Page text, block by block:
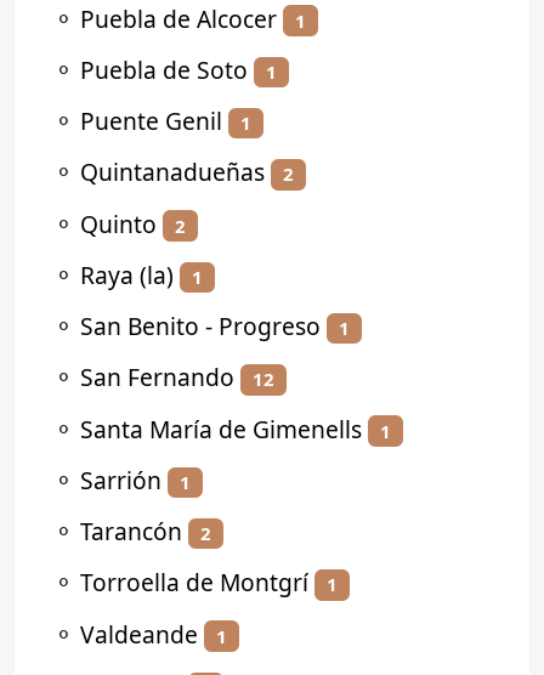
⚬ Puebla de Alcocer 1
⚬ Puebla de Soto 1
⚬ Puente Genil 1
⚬ Quintanadueñas 2
⚬ Quinto 2
⚬ Raya (la) 1
⚬ San Benito - Progreso 1
⚬ San Fernando 12
⚬ Santa María de Gimenells 1
⚬ Sarrión 1
⚬ Tarancón 2
⚬ Torroella de Montgrí 1
⚬ Valdeande 1